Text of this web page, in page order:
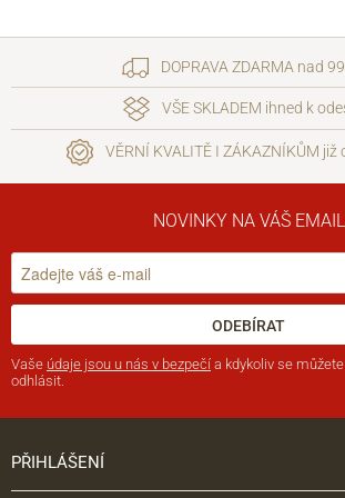
DOPRAVA ZDARMA nad
VŠE SKLADEM ihned k
VĚRNÍ KVALITĚ I ZÁKAZNÍKŮM
NOVINKY NA VÁŠ EMAIL
ODEBÍRAT
Vaše údaje jsou u nás v bezpečí a kdykoliv se
odhlásit.
PŘIHLÁŠENÍ